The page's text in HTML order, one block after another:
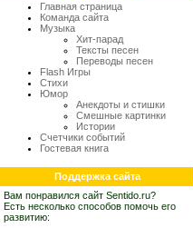
Главная страница
Команда сайта
Музыка
Хит-парад
Тексты песен
Переводы песен
Flash Игры
Стихи
Юмор
Анекдоты и стишки
Смешные картинки
Истории
Счетчики событий
Гостевая книга
Поддержка сайта
Вам понравился сайт Sentido.ru?
Есть несколько способов помочь его
развитию: